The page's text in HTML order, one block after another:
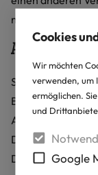
Cookies
Wir möchten
verwenden, um
ermöglichen.
und
Google
nur, soweit es
Auskunft,
Sie haben im
Bestimmungen
Auskunft über
Daten, deren